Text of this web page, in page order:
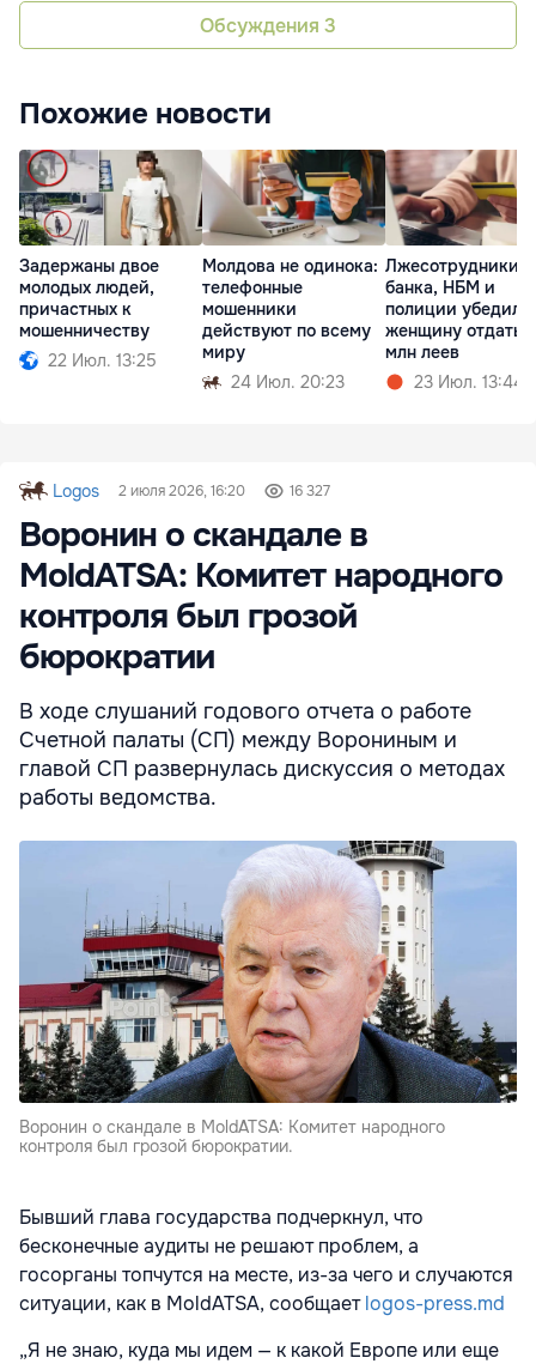
Обсуждения 3
Похожие новости
Задержаны двое
молодых людей,
причастных к
мошенничеству
22 Июл. 13:25
Молдова не одинока:
телефонные
мошенники
действуют по всему
миру
24 Июл. 20:23
Лжесотрудники
банка, НБМ и
полиции убедили
женщину отдать
млн леев
23 Июл. 13:44
Logos 2 июля 2026, 16:20 16 327
Воронин о скандале в
MoldATSA: Комитет народного
контроля был грозой
бюрократии
В ходе слушаний годового отчета о работе
Счетной палаты (СП) между Ворониным и
главой СП развернулась дискуссия о методах
работы ведомства.
Воронин о скандале в MoldATSA: Комитет народного
контроля был грозой бюрократии.
Бывший глава государства подчеркнул, что
бесконечные аудиты не решают проблем, а
госорганы топчутся на месте, из-за чего и случаются
ситуации, как в MoldATSA, сообщаетlogos-press.md
„Я не знаю, куда мы идем — к какой Европе или еще